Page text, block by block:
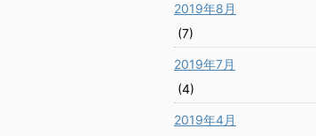
2019年8月
(7)
2019年7月
(4)
2019年4月